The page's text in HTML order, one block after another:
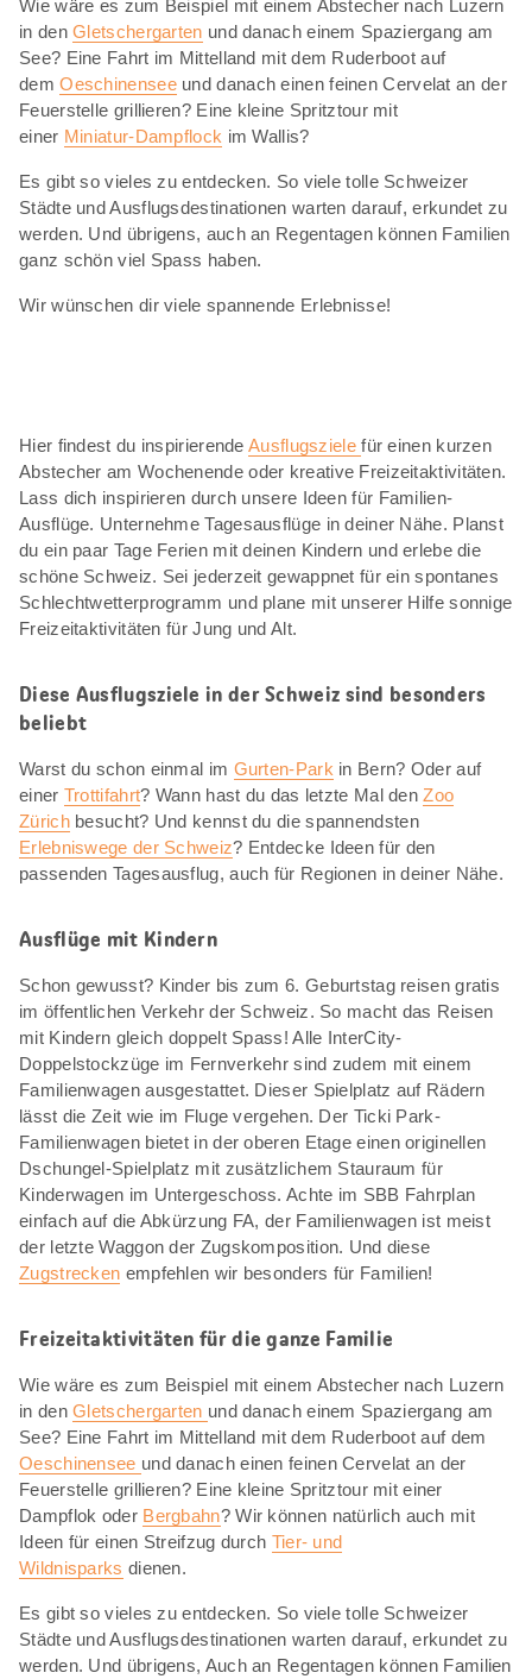
Wie wäre es zum Beispiel mit einem Abstecher nach Luzern
in denGletschergarten und danach einem Spaziergang am
See? Eine Fahrt im Mittelland mit dem Ruderboot auf
demOeschinenseeund danach einen feinen Cervelat an der
Feuerstelle grillieren? Eine kleine Spritztour mit
einer Miniatur-Dampflock im Wallis?
Es gibt so vieles zu entdecken. So viele tolle Schweizer
Städte und Ausflugsdestinationen warten darauf, erkundet zu
werden. Und übrigens, auch an Regentagen können Familien
ganz schön viel Spass haben.
Wir wünschen dir viele spannende Erlebnisse!
Hier findest du inspirierendeAusflugszielefür einen kurzen
Abstecher am Wochenende oder kreative Freizeitaktivitäten.
Lass dich inspirieren durch unsere Ideen für Familien-
Ausflüge. Unternehme Tagesausflüge in deiner Nähe. Planst
du ein paar Tage Ferien mit deinen Kindern und erlebe die
schöne Schweiz. Sei jederzeit gewappnet für ein spontanes
Schlechtwetterprogramm und plane mit unserer Hilfe sonnige
Freizeitaktivitäten für Jung und Alt.
Diese Ausflugsziele in der Schweiz sind besonders
beliebt
Warst du schon einmal im Gurten-Park in Bern? Oder auf
einer Trottifahrt? Wann hast du das letzte Mal denZoo
Zürichbesucht? Und kennst du die spannendsten
Erlebniswege der Schweiz? Entdecke Ideen für den
passenden Tagesausflug, auch für Regionen in deiner Nähe.
Ausflüge mit Kindern
Schon gewusst? Kinder bis zum 6. Geburtstag reisen gratis
im öffentlichen Verkehr der Schweiz. So macht das Reisen
mit Kindern gleich doppelt Spass! Alle InterCity-
Doppelstockzüge im Fernverkehr sind zudem mit einem
Familienwagen ausgestattet. Dieser Spielplatz auf Rädern
lässt die Zeit wie im Fluge vergehen. Der Ticki Park-
Familienwagen bietet in der oberen Etage einen originellen
Dschungel-Spielplatz mit zusätzlichem Stauraum für
Kinderwagen im Untergeschoss. Achte im SBB Fahrplan
einfach auf die Abkürzung FA, der Familienwagen ist meist
der letzte Waggon der Zugskomposition. Und diese
Zugstrecken empfehlen wir besonders für Familien!
Freizeitaktivitäten für die ganze Familie
Wie wäre es zum Beispiel mit einem Abstecher nach Luzern
in denGletschergarten und danach einem Spaziergang am
See? Eine Fahrt im Mittelland mit dem Ruderboot auf dem
Oeschinensee und danach einen feinen Cervelat an der
Feuerstelle grillieren? Eine kleine Spritztour mit einer
Dampflok oder Bergbahn? Wir können natürlich auch mit
Ideen für einen Streifzug durch Tier- und
Wildnisparks dienen.
Es gibt so vieles zu entdecken. So viele tolle Schweizer
Städte und Ausflugsdestinationen warten darauf, erkundet zu
werden. Und übrigens, Auch an Regentagen können Familien